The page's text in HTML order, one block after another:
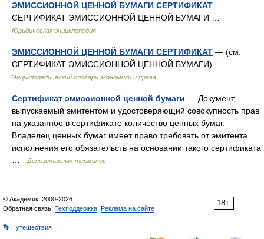
ЭМИССИОННОЙ ЦЕННОЙ БУМАГИ СЕРТИФИКАТ —
СЕРТИФИКАТ ЭМИССИОННОЙ ЦЕННОЙ БУМАГИ …
Юридическая энциклопедия
ЭМИССИОННОЙ ЦЕННОЙ БУМАГИ СЕРТИФИКАТ — (см.
СЕРТИФИКАТ ЭМИССИОННОЙ ЦЕННОЙ БУМАГИ) …
Энциклопедический словарь экономики и права
Сертификат эмиссионной ценной бумаги — Документ,
выпускаемый эмитентом и удостоверяющий совокупность прав
на указанное в сертификате количество ценных бумаг.
Владелец ценных бумаг имеет право требовать от эмитента
исполнения его обязательств на основании такого сертификата
Депозитарных терминов
18+
© Академик, 2000-2026
Обратная связь: Техподдержка Реклама на сайте
👣 Путешествия